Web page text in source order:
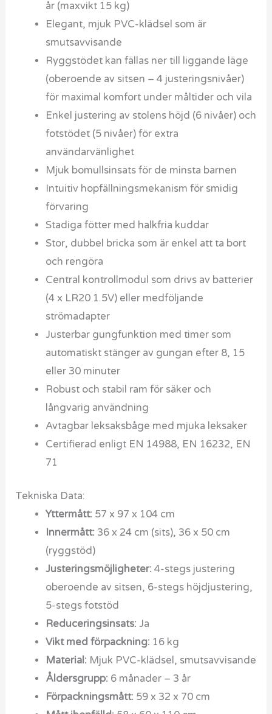
år (maxvikt 15 kg)
Elegant, mjuk PVC-klädsel som är
smutsavvisande
Ryggstödet kan fällas ner till liggande läge
(oberoende av sitsen – 4 justeringsnivåer)
för maximal komfort under måltider och vila
Enkel justering av stolens höjd (6 nivåer) och
fotstödet (5 nivåer) för extra
användarvänlighet
Mjuk bomullsinsats för de minsta barnen
Intuitiv hopfällningsmekanism för smidig
förvaring
Stadiga fötter med halkfria kuddar
Stor, dubbel bricka som är enkel att ta bort
och rengöra
Central kontrollmodul som drivs av batterier
(4 x LR20 1.5V) eller medföljande
strömadapter
Justerbar gungfunktion med timer som
automatiskt stänger av gungan efter 8, 15
eller 30 minuter
Robust och stabil ram för säker och
långvarig användning
Avtagbar leksaksbåge med mjuka leksaker
Certifierad enligt EN 14988, EN 16232, EN
71
Tekniska Data:
Yttermått: 57 x 97 x 104 cm
Innermått: 36 x 24 cm (sits), 36 x 50 cm
(ryggstöd)
Justeringsmöjligheter: 4-stegs justering
oberoende av sitsen, 6-stegs höjdjustering,
5-stegs fotstöd
Reduceringsinsats: Ja
Vikt med förpackning: 16 kg
Material: Mjuk PVC-klädsel, smutsavvisande
Åldersgrupp: 6 månader – 3 år
Förpackningsmått: 59 x 32 x 70 cm